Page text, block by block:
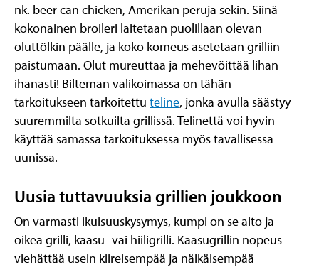
nk. beer can chicken, Amerikan peruja sekin. Siinä
kokonainen broileri laitetaan puolillaan olevan
oluttölkin päälle, ja koko komeus asetetaan grilliin
paistumaan. Olut mureuttaa ja mehevöittää lihan
ihanasti! Bilteman valikoimassa on tähän
tarkoitukseen tarkoitettu teline, jonka avulla säästyy
suuremmilta sotkuilta grillissä. Telinettä voi hyvin
käyttää samassa tarkoituksessa myös tavallisessa
uunissa.
Uusia tuttavuuksia grillien joukkoon
On varmasti ikuisuuskysymys, kumpi on se aito ja
oikea grilli, kaasu- vai hiiligrilli. Kaasugrillin nopeus
viehättää usein kiireisempää ja nälkäisempää